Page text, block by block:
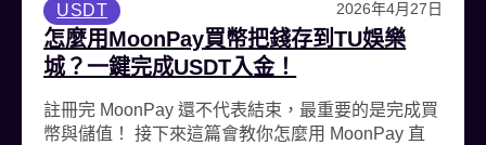
USDT 2026年4月27日
怎麼用MoonPay買幣把錢存到TU娛樂
城？一鍵完成USDT入金！
註冊完 MoonPay 還不代表結束，最重要的是完成買
幣與儲值！ 接下來這篇會教你怎麼用 MoonPay 直